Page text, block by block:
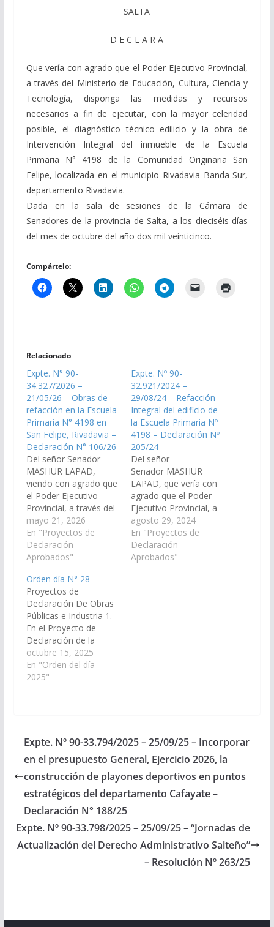
SALTA
D E C L A R A
Que vería con agrado que el Poder Ejecutivo Provincial,
a través del Ministerio de Educación, Cultura, Ciencia y
Tecnología, disponga las medidas y recursos
necesarios a fin de ejecutar, con la mayor celeridad
posible, el diagnóstico técnico edilicio y la obra de
Intervención Integral del inmueble de la Escuela
Primaria N° 4198 de la Comunidad Originaria San
Felipe, localizada en el municipio Rivadavia Banda Sur,
departamento Rivadavia.
Dada en la sala de sesiones de la Cámara de
Senadores de la provincia de Salta, a los dieciséis días
del mes de octubre del año dos mil veinticinco.
Compártelo:
Relacionado
Expte. N° 90-
34.327/2026 –
21/05/26 – Obras de
refacción en la Escuela
Primaria N° 4198 en
San Felipe, Rivadavia –
Declaración N° 106/26
Del señor Senador
MASHUR LAPAD,
viendo con agrado que
el Poder Ejecutivo
Provincial, a través del
Ministerio de
Educación y Cultura;
arbitre las medidas
necesarias, a los fines
brevedad posible, un
relevamiento técnico
edilicio y la obra de
refacción integral del
edificio de la Escuela…
mayo 21, 2026
En "Proyectos de
Declaración
Aprobados"
Expte. Nº 90-
32.921/2024 –
29/08/24 – Refacción
Integral del edificio de
la Escuela Primaria Nº
4198 – Declaración Nº
205/24
Del señor
Senador MASHUR
LAPAD, que vería con
agrado que el Poder
Ejecutivo Provincial, a
través del Ministerio de
Educación, Cultura,
Ciencia y Tecnología,
disponga las medidas y
agosto 29, 2024
En "Proyectos de
Declaración
Aprobados"
Orden día N° 28
Proyectos de
Declaración De Obras
Públicas e Industria 1.-
En el Proyecto de
Declaración de la
Señora Senadora
SONIA MAGNO,
viendo con agrado que
Ciencia y Tecnología,
disponga las medidas y
recursos necesarios
para las obras de
ampliación edilicia…
octubre 15, 2025
En "Orden del día
2025"
Expte. Nº 90-33.794/2025 – 25/09/25 – Incorporar
en el presupuesto General, Ejercicio 2026, la
construcción de playones deportivos en puntos
estratégicos del departamento Cafayate –
Declaración N° 188/25
Expte. Nº 90-33.798/2025 – 25/09/25 – “Jornadas de
Actualización del Derecho Administrativo Salteño”
– Resolución Nº 263/25